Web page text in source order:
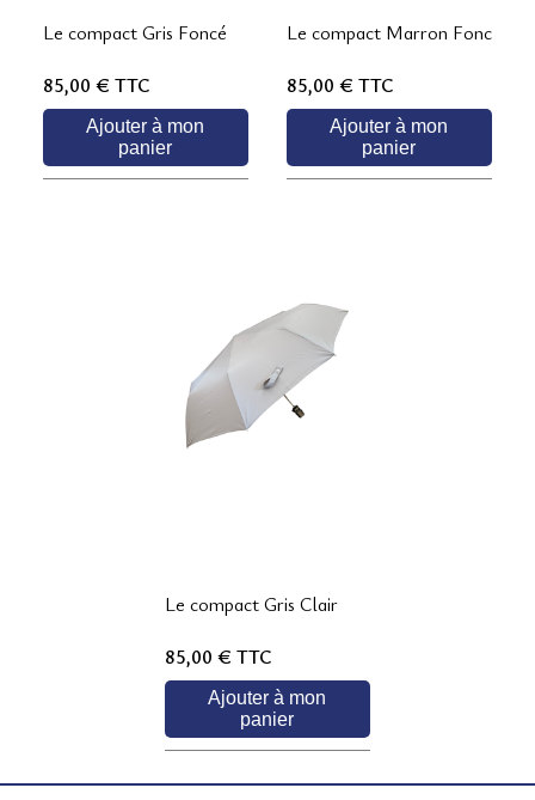
Le compact Gris Foncé
85,00 € TTC
Ajouter à mon
panier
Le compact Marron Foncé
85,00 € TTC
Ajouter à mon
panier
Le compact Gris Clair
85,00 € TTC
Ajouter à mon
panier